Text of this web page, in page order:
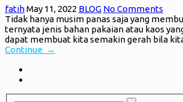
fatihMay 11, 2022 BLOG No Comments
Tidak hanya musim panas saja yang
ternyata jenis bahan pakaian atau kaos
dapat membuat kita semakin gerah bila
Continue →